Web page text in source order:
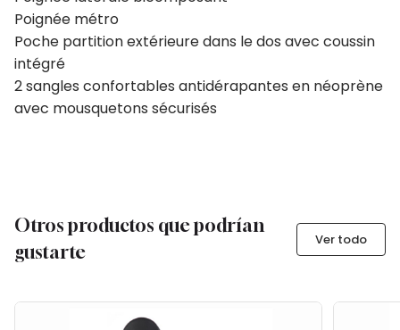
Poignée métro
Poche partition extérieure dans le dos avec coussin
intégré
2 sangles confortables antidérapantes en néoprène
avec mousquetons sécurisés
Otros productos que podrían
gustarte
Ver todo